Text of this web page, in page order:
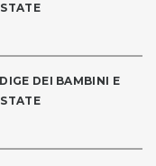
DEI BAMBINI E